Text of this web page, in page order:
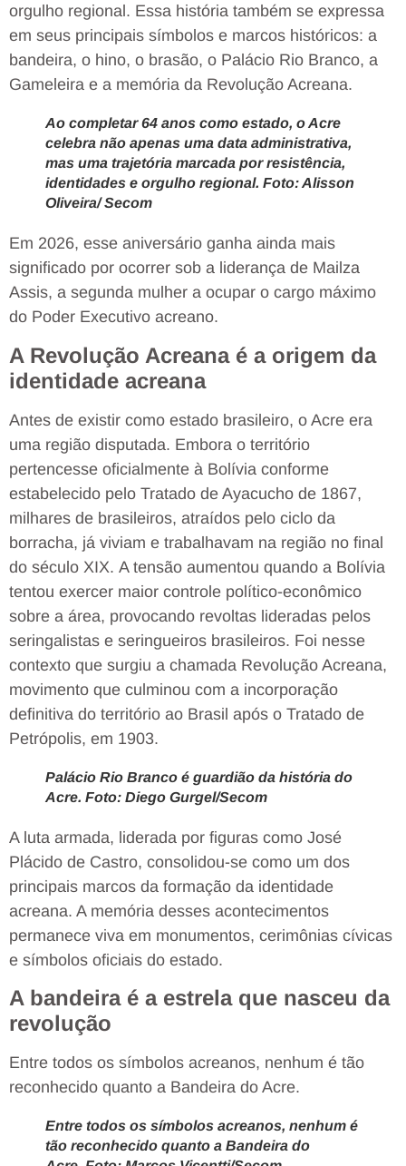
orgulho regional. Essa história também se expressa
em seus principais símbolos e marcos históricos: a
bandeira, o hino, o brasão, o Palácio Rio Branco, a
Gameleira e a memória da Revolução Acreana.
Ao completar 64 anos como estado, o Acre
celebra não apenas uma data administrativa,
mas uma trajetória marcada por resistência,
identidades e orgulho regional. Foto: Alisson
Oliveira/ Secom
Em 2026, esse aniversário ganha ainda mais
significado por ocorrer sob a liderança de Mailza
Assis, a segunda mulher a ocupar o cargo máximo
do Poder Executivo acreano.
A Revolução Acreana é a origem da
identidade acreana
Antes de existir como estado brasileiro, o Acre era
uma região disputada. Embora o território
pertencesse oficialmente à Bolívia conforme
estabelecido pelo Tratado de Ayacucho de 1867,
milhares de brasileiros, atraídos pelo ciclo da
borracha, já viviam e trabalhavam na região no final
do século XIX. A tensão aumentou quando a Bolívia
tentou exercer maior controle político-econômico
sobre a área, provocando revoltas lideradas pelos
seringalistas e seringueiros brasileiros. Foi nesse
contexto que surgiu a chamada Revolução Acreana,
movimento que culminou com a incorporação
definitiva do território ao Brasil após o Tratado de
Petrópolis, em 1903.
Palácio Rio Branco é guardião da história do
Acre. Foto: Diego Gurgel/Secom
A luta armada, liderada por figuras como José
Plácido de Castro, consolidou-se como um dos
principais marcos da formação da identidade
acreana. A memória desses acontecimentos
permanece viva em monumentos, cerimônias cívicas
e símbolos oficiais do estado.
A bandeira é a estrela que nasceu da
revolução
Entre todos os símbolos acreanos, nenhum é tão
reconhecido quanto a Bandeira do Acre.
Entre todos os símbolos acreanos, nenhum é
tão reconhecido quanto a Bandeira do